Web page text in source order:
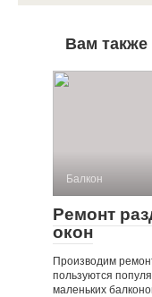
Вам
Балкон
Ремонт
окон
Производим
пользуются
маленьких